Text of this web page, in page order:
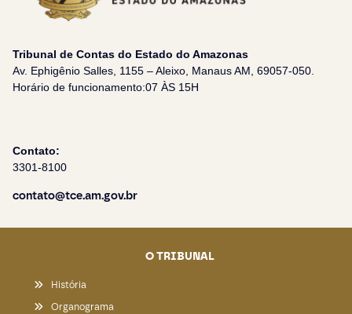
Tribunal de Contas do Estado do Amazonas
Av. Ephigênio Salles, 1155 – Aleixo, Manaus AM, 69057-050.
Horário de funcionamento:07 ÀS 15H
Contato:
3301-8100
contato@tce.am.gov.br
O TRIBUNAL
História
Organograma